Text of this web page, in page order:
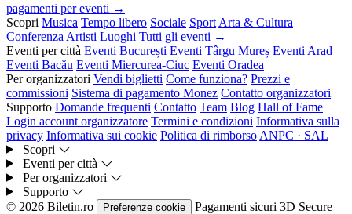
pagamenti per eventi →
Scopri Musica Tempo libero Sociale Sport Arta & Cultura
Conferenza Artisti Luoghi Tutti gli eventi →
Eventi per città Eventi București Eventi Târgu Mureș Eventi Arad
Eventi Bacău Eventi Miercurea-Ciuc Eventi Oradea
Per organizzatori Vendi biglietti Come funziona? Prezzi e
commissioni Sistema di pagamento Monez Contatto organizzatori
Supporto Domande frequenti Contatto Team Blog Hall of Fame
Login account organizzatore Termini e condizioni Informativa sulla
privacy Informativa sui cookie Politica di rimborso ANPC · SAL
Scopri
Eventi per città
Per organizzatori
Supporto
© 2026 Biletin.ro
Preferenze cookie Pagamenti sicuri 3D Secure